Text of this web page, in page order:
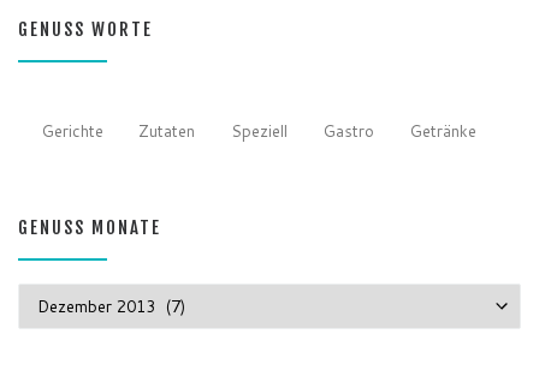
GENUSS WORTE
Gerichte Zutaten Speziell Gastro Getränke
GENUSS MONATE